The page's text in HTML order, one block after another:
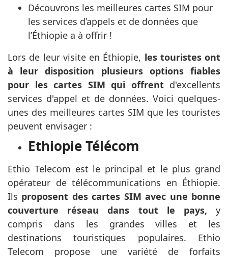
Découvrons les meilleures cartes SIM pour
les services d’appels et de données que
l’Éthiopie a à offrir !
Lors de leur visite en Éthiopie, les touristes ont
à leur disposition plusieurs options fiables
pour les cartes SIM qui offrentd'excellents
services d'appel et de données. Voici quelques-
unes des meilleures cartes SIM que les touristes
peuvent envisager :
Ethiopie Télécom
Ethio Telecom est le principal et le plus grand
opérateur de télécommunications en Éthiopie.
Ils proposent des cartes SIM avec une bonne
couverture réseau dans tout le pays, y
compris dans les grandes villes et les
destinations touristiques populaires. Ethio
Telecom propose une variété de forfaits